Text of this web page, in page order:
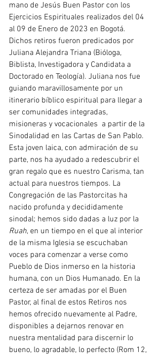
mano de Jesús Buen Pastor con los
Ejercicios Espirituales realizados del 04
al 09 de Enero de 2023 en Bogotá.
Dichos retiros fueron predicados por
Juliana Alejandra Triana (Bióloga,
Biblista, Investigadora y Candidata a
Doctorado en Teología). Juliana nos fue
guiando maravillosamente por un
itinerario bíblico espiritual para llegar a
ser comunidades integradas,
misioneras y vocacionales  a partir de la
Sinodalidad en las Cartas de San Pablo.
Esta joven laica, con admiración de su
parte, nos ha ayudado a redescubrir el
gran regalo que es nuestro Carisma, tan
actual para nuestros tiempos. La
Congregación de las Pastorcitas ha
nacido profunda y decididamente
sinodal; hemos sido dadas a luz por la
Ruah, en un tiempo en el que al interior
de la misma Iglesia se escuchaban
voces para comenzar a verse como
Pueblo de Dios inmerso en la historia
humana, con un Dios Humanado. En la
certeza de ser amadas por el Buen
Pastor, al final de estos Retiros nos
hemos ofrecido nuevamente al Padre,
disponibles a dejarnos renovar en
nuestra mentalidad para discernir lo
bueno, lo agradable, lo perfecto (Rom 12,